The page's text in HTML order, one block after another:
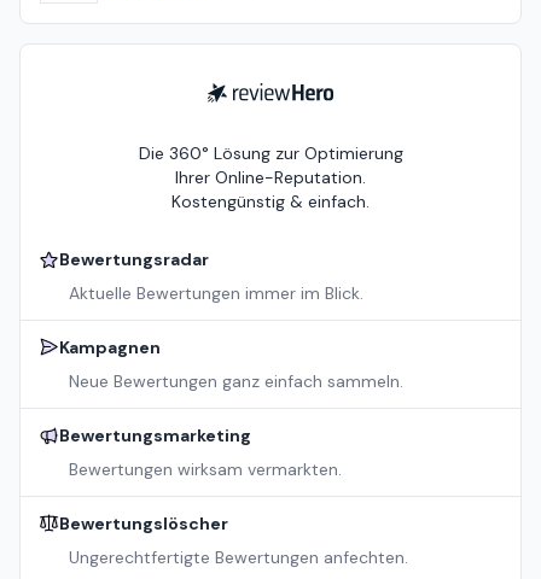
ReviewHero
Die 360° Lösung zur Optimierung
Ihrer Online-Reputation.
Kostengünstig & einfach.
Bewertungsradar
Aktuelle Bewertungen immer im Blick.
Kampagnen
Neue Bewertungen ganz einfach sammeln.
Bewertungsmarketing
Bewertungen wirksam vermarkten.
Bewertungslöscher
Ungerechtfertigte Bewertungen anfechten.